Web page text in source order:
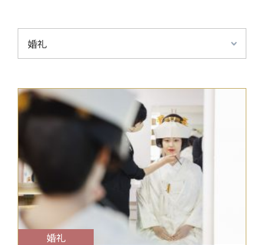
$target_date
婚礼